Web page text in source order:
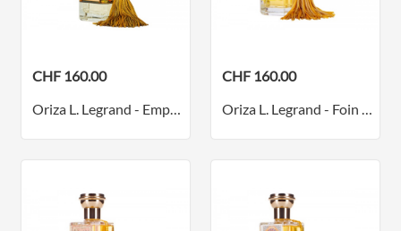
CHF 160.00
Oriza L. Legrand - Empire des Indes - Parfum
CHF 160.00
Oriza L. Legrand - Foin Fraîchement Coupé - Parfum